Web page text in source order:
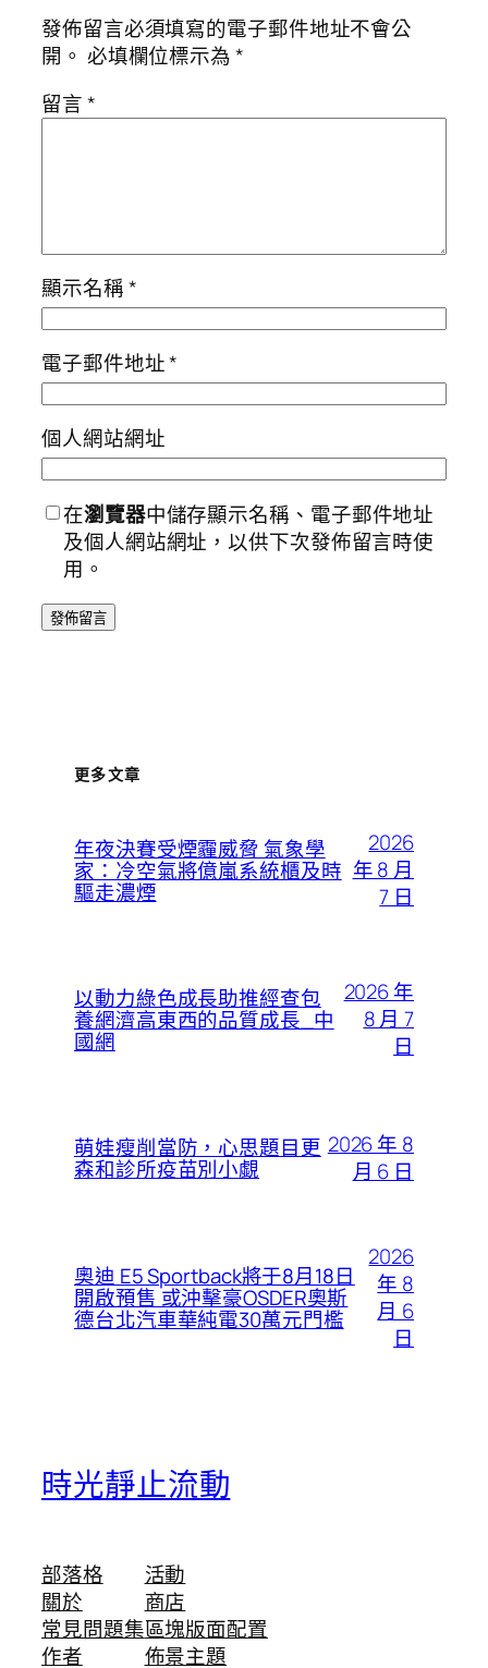
發佈留言必須填寫的電子郵件地址不會公
開。 必填欄位標示為*
留言*
顯示名稱*
電子郵件地址*
個人網站網址
在瀏覽器中儲存顯示名稱、電子郵件地址
及個人網站網址，以供下次發佈留言時使
用。
更多文章
年夜決賽受煙霾威脅 氣象學
家：冷空氣將億嵐系統櫃及時
驅走濃煙
2026
年 8 月
7 日
以動力綠色成長助推經查包
養網濟高東西的品質成長_中
國網
2026 年
8 月 7
日
萌娃瘦削當防，心思題目更
森和診所疫苗別小覷
2026 年 8
月 6 日
奧迪 E5 Sportback將于8月18日
開啟預售 或沖擊豪OSDER奧斯
德台北汽車華純電30萬元門檻
2026
年 8
月 6
日
時光靜止流動
部落格
關於
常見問題集
作者
活動
商店
區塊版面配置
佈景主題